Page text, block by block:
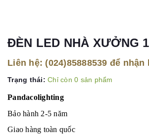
ĐÈN LED NHÀ XƯỞNG
Liên hệ: (024)85888539 để nhận
Trạng thái: Chỉ còn 0 sản phẩm
Pandacolighting
Bảo hành 2-5 năm
Giao hàng toàn quốc